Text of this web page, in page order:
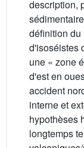
description,
définition du
d'isoséistes
une « zone
d'est en
accident
interne et
hypothèses
longtemps